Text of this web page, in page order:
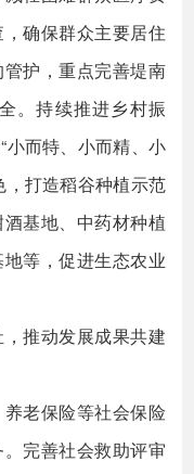
确保群众主要居住
护，重点完善堤南
。持续推进乡村振
小而特、小而精、小
，打造稻谷种植示范
基地、中药材种植
等，促进生态农业
推动发展成果共建
老保险等社会保险
完善社会救助评审